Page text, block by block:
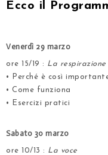
Ecco il
Venerdì 29 marzo
ore 15/19 : La
• Perché è così
• Come funziona
• Esercizi pratici
Sabato 30 marzo
ore 10/13 : La voce